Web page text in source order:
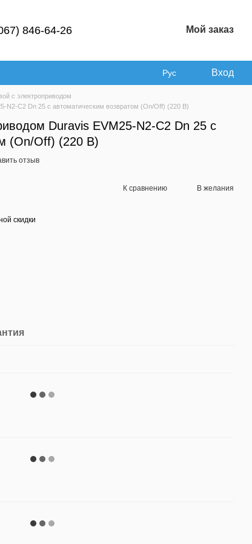
846-64-26 Мой заказ
Рус Вход
с электроприводом
N2-C2 Dn 25 с автоматическим возвратом (On/Off) (220 В)
Duravis EVM25-N2-C2 Dn 25 с
(On/Off) (220 В)
отзыв
К сравнению В желания
скидки